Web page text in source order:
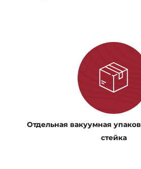
Отдельная вакуумная
стейка